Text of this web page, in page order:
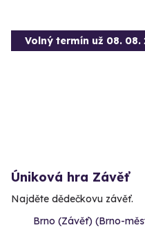
Volný termín už 08. 08.
Úniková hra Závěť
Najděte dědečkovu závěť.
Brno (Závěť) (Brno-